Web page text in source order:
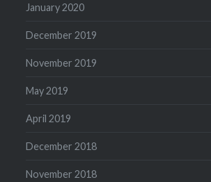
January 2020
December 2019
November 2019
May 2019
April 2019
December 2018
November 2018